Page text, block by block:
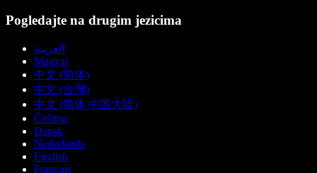
Pogledajte na drugim jezicima
العربية
Magyar
中文 (简体)
中文 (台灣)
中文 (简体 中国大陆)
Čeština
Dansk
Nederlands
English
Français